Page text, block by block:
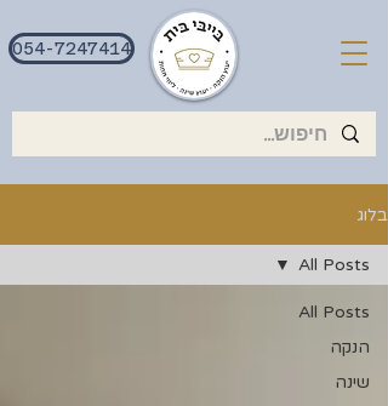
054-7247414
בלוג
All Posts
הנקה
שינה
All Posts